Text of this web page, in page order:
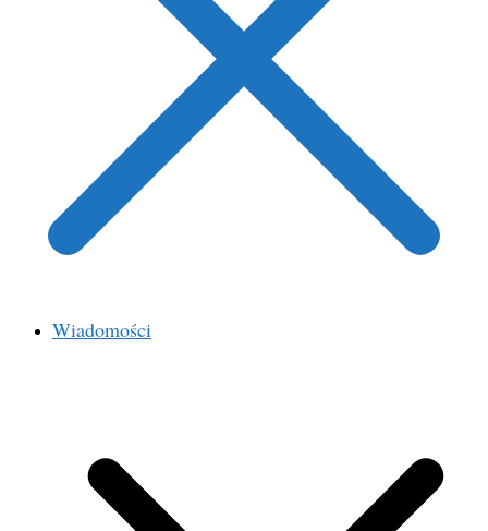
Wiadomości